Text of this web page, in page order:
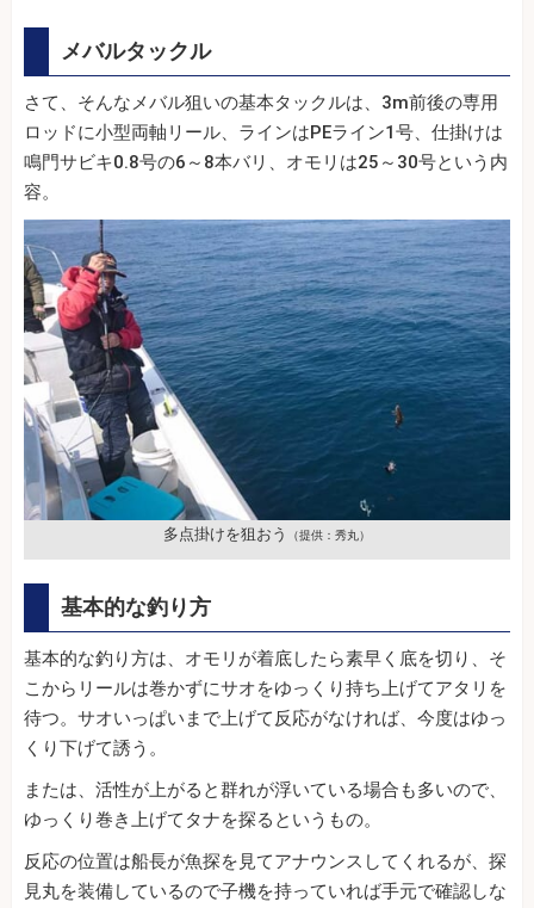
メバルタックル
さて、そんなメバル狙いの基本タックルは、3m前後の専用
ロッドに小型両軸リール、ラインはPEライン1号、仕掛けは
鳴門サビキ0.8号の6～8本バリ、オモリは25～30号という内
容。
多点掛けを狙おう （提供：秀丸）
基本的な釣り方
基本的な釣り方は、オモリが着底したら素早く底を切り、そ
こからリールは巻かずにサオをゆっくり持ち上げてアタリを
待つ。サオいっぱいまで上げて反応がなければ、今度はゆっ
くり下げて誘う。
または、活性が上がると群れが浮いている場合も多いので、
ゆっくり巻き上げてタナを探るというもの。
反応の位置は船長が魚探を見てアナウンスしてくれるが、探
見丸を装備しているので子機を持っていれば手元で確認しな